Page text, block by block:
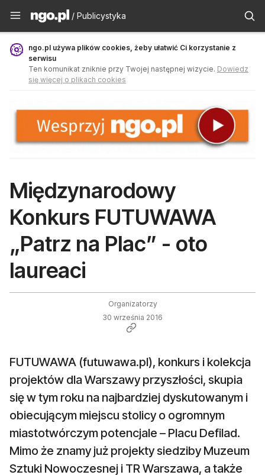
Publicystyka - ngo.pl
/ Publicystyka
ngo.pl używa plików cookies, żeby ułatwić Ci korzystanie z
serwisu
Ten komunikat zniknie przy Twojej następnej wizycie. Dowiedz
się więcej o plikach cookies
Międzynarodowy
Konkurs FUTUWAWA
„Patrz na Plac” - oto
laureaci
Organizatorzy
30 września 2016
FUTUWAWA (futuwawa.pl), konkurs i kolekcja
projektów dla Warszawy przyszłości, skupia
się w tym roku na najbardziej dyskutowanym i
obiecującym miejscu stolicy o ogromnym
miastotwórczym potencjale – Placu Defilad.
Mimo że znamy już projekty siedziby Muzeum
Sztuki Nowoczesnej i TR Warszawa, a także